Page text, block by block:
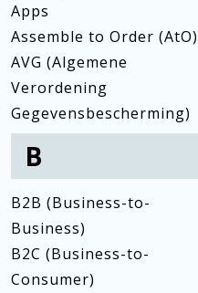
Apps
Assemble to Order (AtO)
AVG (Algemene
Verordening
Gegevensbescherming)
B
B2B (Business-to-
Business)
B2C (Business-to-
Consumer)